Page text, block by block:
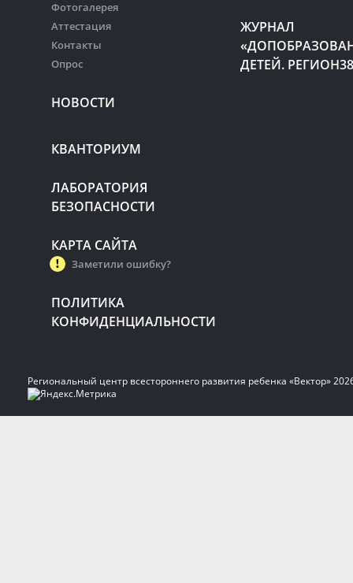
Фотогалерея
Аттестация
Контакты
Опрос
НОВОСТИ
ЖУРНАЛ
ДЕТЕЙ.
КВАНТОРИУМ
ЛАБОРАТОРИЯ
БЕЗОПАСНОСТИ
КАРТА САЙТА
Заметили ошибку?
ПОЛИТИКА
КОНФИДЕНЦИАЛЬНОСТИ
Региональный центр всестороннего развития ребенка «Вектор»